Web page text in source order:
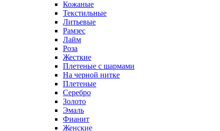
Кожаные
Текстильные
Литьевые
Рамзес
Лайм
Роза
Жесткие
Плетеные с шармами
На черной нитке
Плетеные
Серебро
Золото
Эмаль
Фианит
Женские